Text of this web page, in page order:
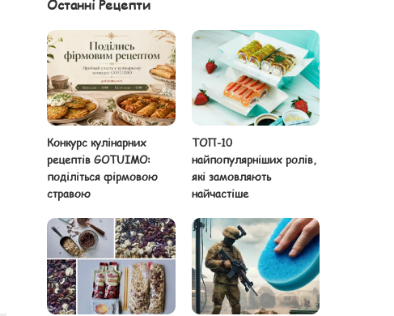
Останні Рецепти
Конкурс кулінарних
рецептів GOTUIMO:
поділіться фірмовою
стравою
ТОП-10
найпопулярніших ролів,
які замовляють
найчастіше